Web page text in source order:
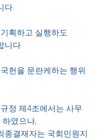
다.
획하고 실행하도
니다.
헌을 문란케하는 행위
정 제4조에서는 사무
였으나,
종결재자는 국회민원지